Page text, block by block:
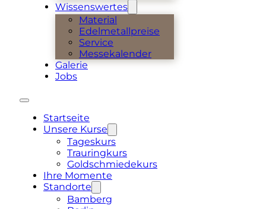
Wissenswertes
Material
Edelmetallpreise
Service
Messekalender
Galerie
Jobs
Startseite
Unsere Kurse
Tageskurs
Trauringkurs
Goldschmiedekurs
Ihre Momente
Standorte
Bamberg